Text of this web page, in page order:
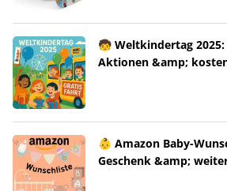
🧒 Weltkindertag
Aktionen &amp;
👶 Amazon Baby-
Geschenk &amp;